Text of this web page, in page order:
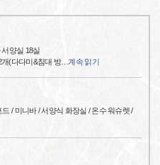
서양실 18실
(다다미&침대 방… 계속 읽기
/ 미니바 / 서양식 화장실 / 온수 워슈렛 /